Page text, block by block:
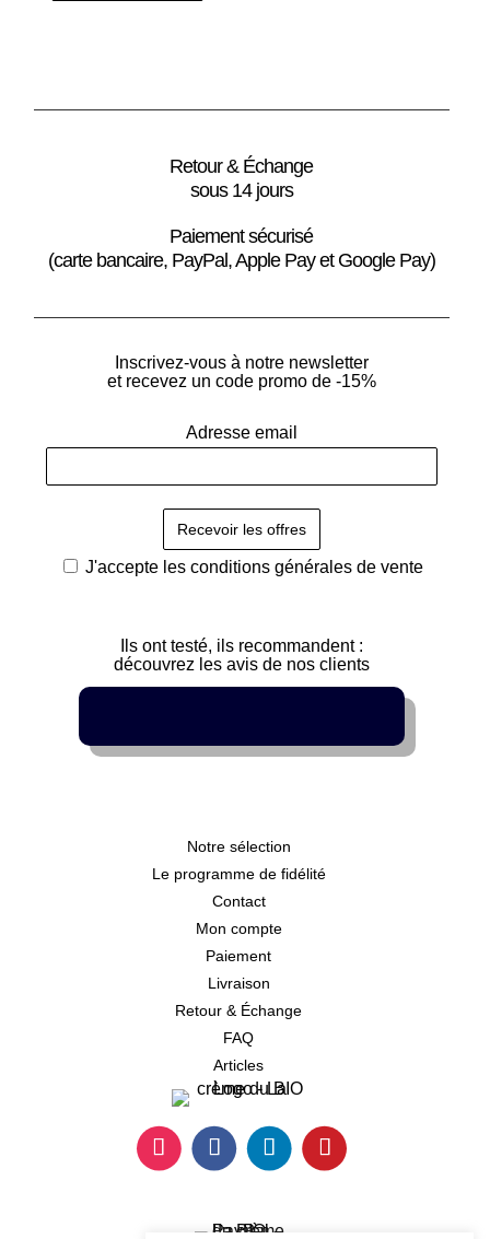
Retour & Échange
sous 14 jours
Paiement sécurisé
(carte bancaire, PayPal, Apple Pay et Google Pay)
Inscrivez-vous à notre newsletter
et recevez un code promo de -15%
Adresse email
J'accepte lesconditions générales de vente
Ils ont testé, ils recommandent :
découvrez les avis de nos clients
Notre sélection
Le programme de fidélité
Contact
Mon compte
Paiement
Livraison
Retour & Échange
FAQ
Articles